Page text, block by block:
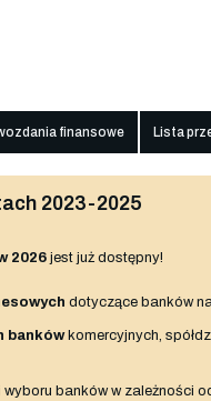
finansowe Lista
2023-2025
2026 jest już dostępny!
dotyczące banków
bankówkomercyjnych,
banków w zależności